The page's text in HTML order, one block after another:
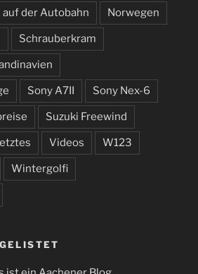
auf der Autobahn Norwegen
Schrauberkram
Sony A7II Sony Nex-6
Suzuki Freewind
Videos W123
Wintergolfi